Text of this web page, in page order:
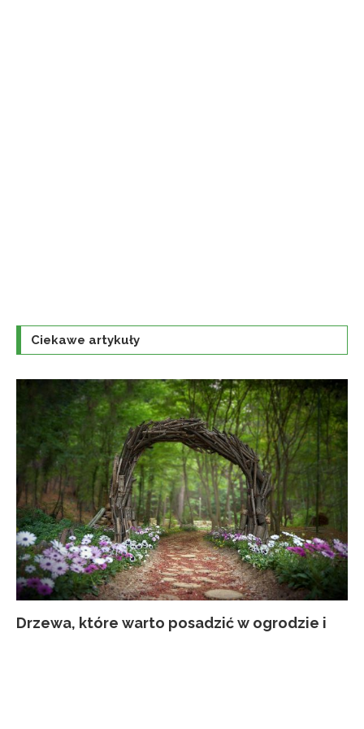
Ciekawe artykuły
Drzewa, które warto posadzić w ogrodzie i